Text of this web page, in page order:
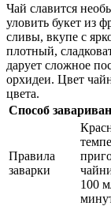
Чай славится
уловить букет из
сливы, вкупе с
плотный,
дарует сложное
орхидеи. Цвет
цвета.
Способ
Правила
заварки
100